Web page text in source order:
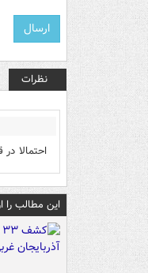
نظرات
احتمالا
این مطالب